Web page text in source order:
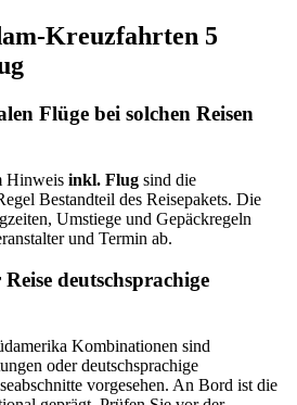
Kreuzfahrten 5
Flüge bei solchen Reisen
Hinweis inkl. Flug sind die
Bestandteil des Reisepakets. Die
Umstiege und Gepäckregeln
und Termin ab.
deutschsprachige
Kombinationen sind
oder deutschsprachige
vorgesehen. An Bord ist die